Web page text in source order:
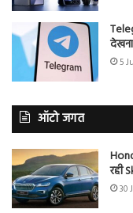
देखना
5
ऑटो जगत
रही
30